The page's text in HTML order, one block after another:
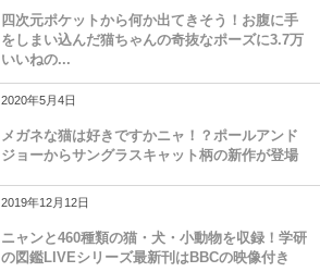
四次元ポケットから何か出てきそう！お腹に手
をしまい込んだ猫ちゃんの奇抜なポーズに3.7万
いいねの...
2020年5月4日
メガネな猫は好きですかニャ！？ポールアンド
ジョーからサングラスキャット柄の新作が登場
2019年12月12日
ニャンと460種類の猫・犬・小動物を収録！学研
の図鑑LIVEシリーズ最新刊はBBCの映像付き